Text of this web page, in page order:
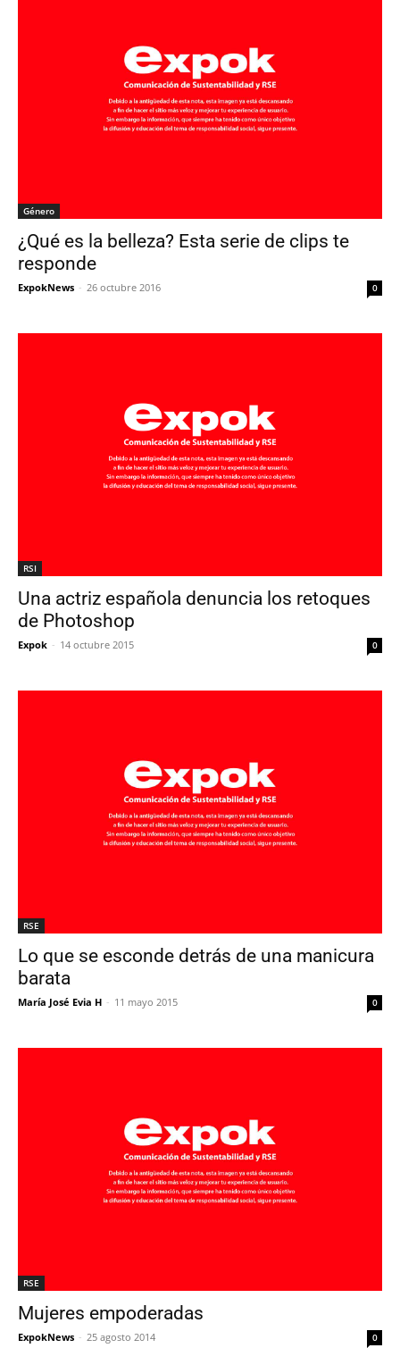
Género
¿Qué es la belleza? Esta serie de clips te
responde
ExpokNews - 26 octubre 2016 0
RSI
Una actriz española denuncia los retoques
de Photoshop
Expok - 14 octubre 2015 0
RSE
Lo que se esconde detrás de una manicura
barata
María José Evia H - 11 mayo 2015 0
RSE
Mujeres empoderadas
ExpokNews - 25 agosto 2014 0